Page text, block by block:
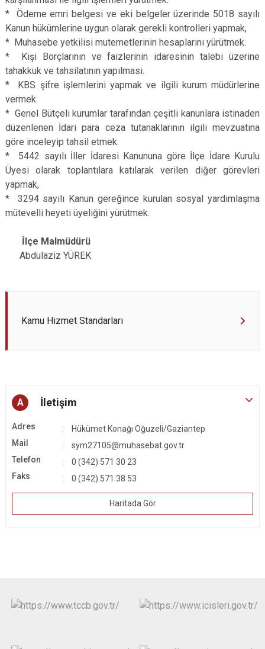
* Ödeme emri belgesi ve eki belgeler üzerinde 5018 sayılı
Kanun hükümlerine uygun olarak gerekli kontrolleri yapmak,
* Muhasebe yetkilisi mutemetlerinin hesaplarını yürütmek.
* Kişi Borçlarının ve faizlerinin idaresinin talebi üzerine
tahakkuk ve tahsilatının yapılması.
* KBS şifre işlemlerini yapmak ve ilgili kurum müdürlerine
vermek.
* Genel Bütçeli kurumlar tarafından çeşitli kanunlara istinaden
düzenlenen İdari para ceza tutanaklarının ilgili mevzuatına
göre inceleyip tahsil etmek.
* 5442 sayılı İller İdaresi Kanununa göre İlçe İdare Kurulu
Üyesi olarak toplantılara katılarak verilen diğer görevleri
yapmak,
* 3294 sayılı Kanun gereğince kurulan sosyal yardımlaşma
mütevelli heyeti üyeliğini yürütmek.
İlçe Malmüdürü
Abdulaziz YÜREK
Kamu Hizmet Standarları
A İletişim
Adres
Hükümet Konağı Oğuzeli/Gaziantep
Mail
sym27105@muhasebat.gov.tr
Telefon
0 (342) 571 30 23
Faks
0 (342) 571 38 53
Haritada Gör